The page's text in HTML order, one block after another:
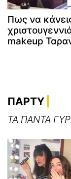
Πως να
makeup
ΠΑΡΤΥ
ΤΑ ΠΑΝΤΑ